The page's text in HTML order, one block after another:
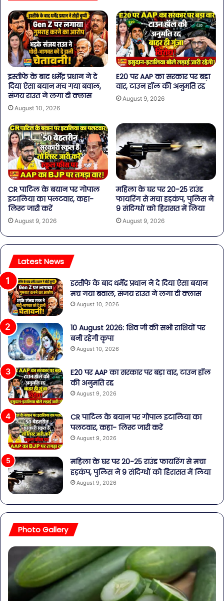
इस्तीफे के बाद धर्मेंद्र प्रधान ने दे
दिया ऐसा बयान मच गया बवाल,
संजय राउत ने लगा दी क्लास
August 10, 2026
E20 पर AAP का सरकार पर बड़ा
वार, टाउन हॉल की अनुमति रद्द
August 9, 2026
CR पाटिल के बयान पर गोपाल
इटालिया का पलटवार, कहा-
लिस्ट जारी करें
August 9, 2026
महिला के घर पर 20-25 राउंड
फायरिंग से मचा हड़कंप, पुलिस ने
9 संदिग्धों को हिरासत में लिया
August 9, 2026
Latest News
इस्तीफे के बाद धर्मेंद्र प्रधान ने दे दिया ऐसा बयान
मच गया बवाल, संजय राउत ने लगा दी क्लास
August 10, 2026
10 August 2026: शिव जी की सभी राशियों पर
बनी रहेगी कृपा
August 10, 2026
E20 पर AAP का सरकार पर बड़ा वार, टाउन हॉल
की अनुमति रद्द
August 9, 2026
CR पाटिल के बयान पर गोपाल इटालिया का
पलटवार, कहा- लिस्ट जारी करें
August 9, 2026
महिला के घर पर 20-25 राउंड फायरिंग से मचा
हड़कंप, पुलिस ने 9 संदिग्धों को हिरासत में लिया
August 9, 2026
Photo Gallery
सावधान!
बोतलबंद
पानी
में
मिला